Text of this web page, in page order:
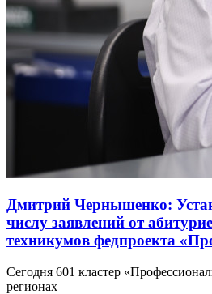
Дмитрий Чернышенко:
числу заявлений от
техникумов федпроекта
Сегодня 601 кластер
регионах